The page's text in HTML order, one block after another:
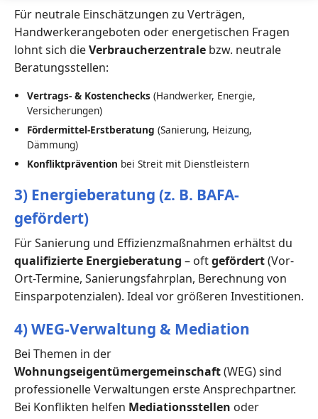
Für neutrale Einschätzungen zu Verträgen,
Handwerkerangeboten oder energetischen Fragen
lohnt sich dieVerbraucherzentrale bzw. neutrale
Beratungsstellen:
Vertrags- & Kostenchecks(Handwerker, Energie,
Versicherungen)
Fördermittel-Erstberatung (Sanierung, Heizung,
Dämmung)
Konfliktprävention bei Streit mit Dienstleistern
3) Energieberatung (z. B. BAFA-
gefördert)
Für Sanierung und Effizienzmaßnahmen erhältst du
qualifizierte Energieberatung – oftgefördert(Vor-
Ort-Termine, Sanierungsfahrplan, Berechnung von
Einsparpotenzialen). Ideal vor größeren Investitionen.
4) WEG-Verwaltung & Mediation
Bei Themen in der
Wohnungseigentümergemeinschaft(WEG) sind
professionelle Verwaltungen erste Ansprechpartner.
Bei Konflikten helfen Mediationsstellen oder